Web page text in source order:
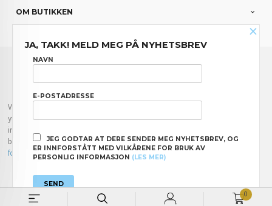
0
OM BUTIKKEN
FRAKT
NYHETSBREV
Vår nettbutikk bruker cookies slik at du får en bedre kjøpsopplevelse og vi kan
yte deg bedre service. Vi bruker cookies hovedsaklig til å lagre
innloggingsdetaljer og huske hva du har puttet i handlekurven din. Fortsett å
bruke siden som normalt om du godtar dette.Les merellerendre innstillinger
for cookies.
×
JA, TAKK! MELD MEG PÅ NYHETSBREV
NAVN
E-POSTADRESSE
JEG GODTAR AT DERE SENDER MEG NYHETSBREV, OG
ER INNFORSTÅTT MED VILKÅRENE FOR BRUK AV
PERSONLIG INFORMASJON (LES MER)